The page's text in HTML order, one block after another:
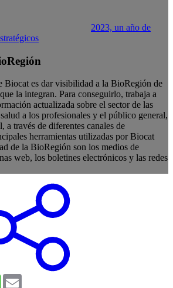
2023, un año de
Biocat es dar visibilidad a la BioRegión de
la integran. Para conseguirlo, trabaja a
actualizada sobre el sector de las
a los profesionales y el público general,
a través de diferentes canales de
herramientas utilizadas por Biocat
de la BioRegión son los medios de
web, los boletines electrónicos y las redes
WhatsApp